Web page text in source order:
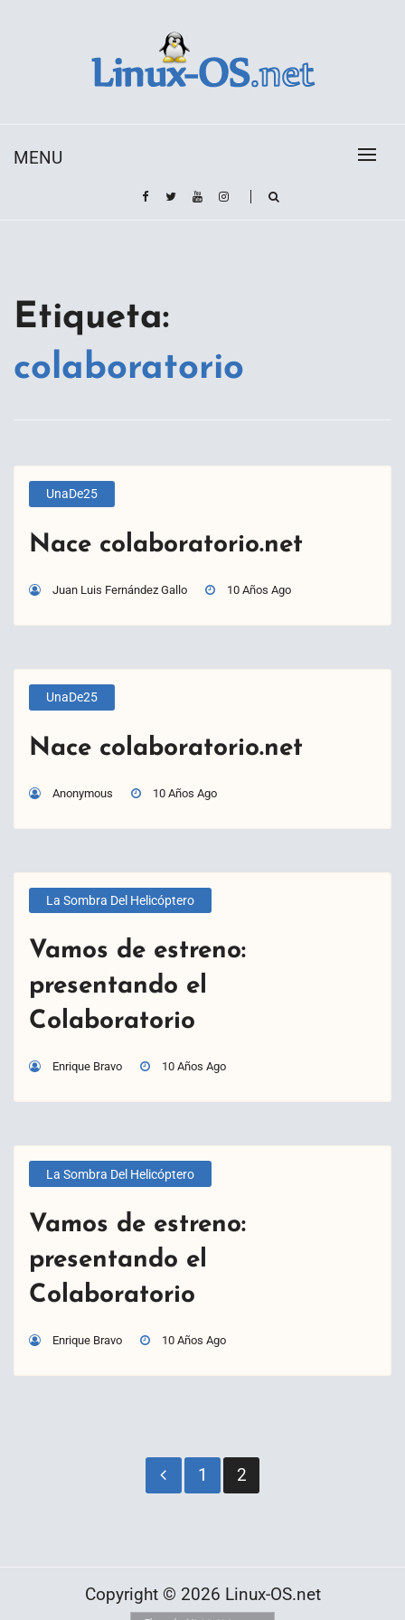
MENU
Etiqueta:
colaboratorio
UnaDe25
Nace colaboratorio.net
Juan Luis Fernández Gallo 10 Años Ago
UnaDe25
Nace colaboratorio.net
Anonymous 10 Años Ago
La Sombra Del Helicóptero
Vamos de estreno:
presentando el
Colaboratorio
Enrique Bravo 10 Años Ago
La Sombra Del Helicóptero
Vamos de estreno:
presentando el
Colaboratorio
Enrique Bravo 10 Años Ago
Paginación
de
1 2
Copyright © 2026 Linux-OS.net